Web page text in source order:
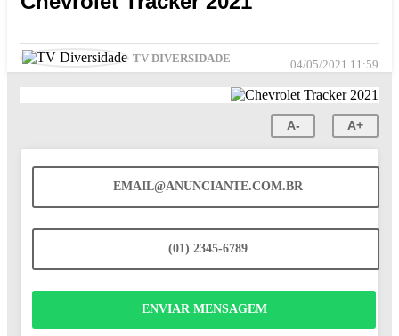
TV DIVERSIDADE 04/05/2021 11:59
A- A+
EMAIL@ANUNCIANTE.COM.BR
(01) 2345-6789
ENVIAR MENSAGEM